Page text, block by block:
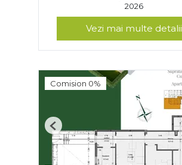
2026
Vezi mai multe detalii
Comision 0%
Previous